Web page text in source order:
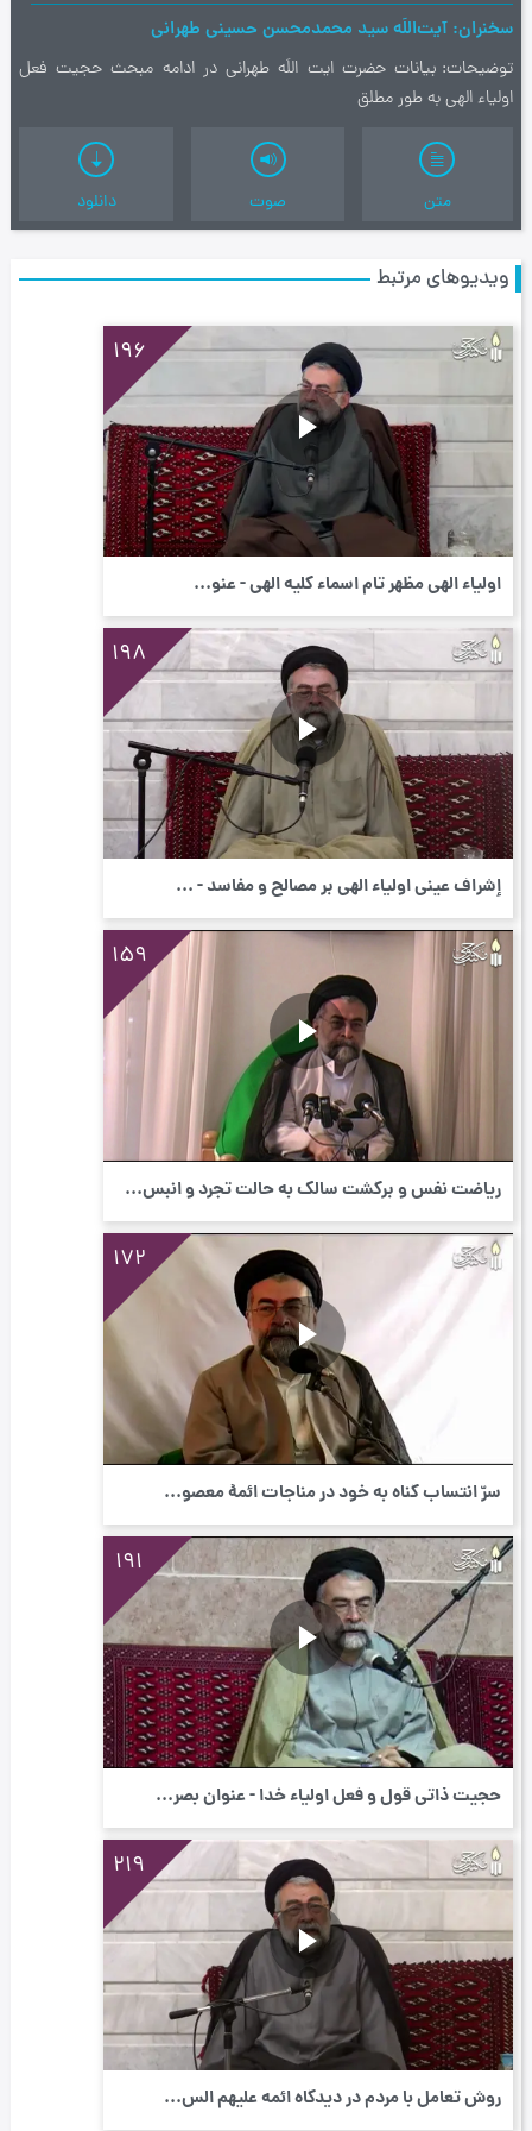
سخنران آیت‌اللَه سید محمدمحسن حسینی طهرانی
توضیحات بیانات حضرت ایت اللَه طهرانی در ادامه مبحث حجیت فعل
اولیاء الهی به طور مطلق
متن صوت دانلود
ویدیوهای مرتبط
196
اولیاء الهی مظهر تام اسماء کلیه الهی - عنو...
198
إشراف عینی اولیاء الهی بر مصالح و مفاسد - ...
159
ریاضت نفس و برگشت سالک به حالت تجرد و انبس...
172
سرّ انتساب گناه به خود در مناجات ائمۀ معصو...
191
حجیت ذاتی قول و فعل اولیاء خدا - عنوان بصر...
219
روش تعامل با مردم در دیدگاه ائمه علیهم الس...